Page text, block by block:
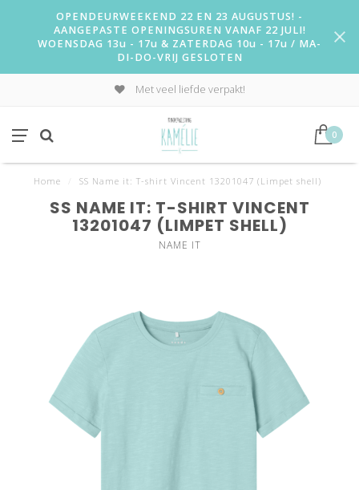
OPENDEURWEEKEND 22 EN 23 AUGUSTUS! -
AANGEPASTE OPENINGSUREN VANAF 22 JULI!
WOENSDAG 13u - 17u & ZATERDAG 10u - 17u / MA-
DI-DO-VRIJ GESLOTEN
Met veel liefde verpakt!
0
Home SS Name it: T-shirt Vincent 13201047 (Limpet shell)
SS NAME IT: T-SHIRT VINCENT
13201047 (LIMPET SHELL)
NAME IT